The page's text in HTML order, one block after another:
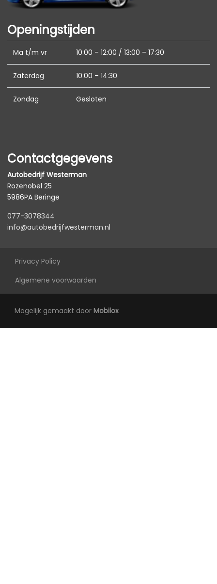
Bluetooth
Elektronisch stabiliteits programma
Elektronische remkrachtverdeling
Hoofd airbag(s) achter
Hoofd airbag(s) voor
Passagiersairbag
Zij airbag(s) voor
Openingstijden
Ma t/m vr 10:00 – 12:00 / 13:00 – 17:30
Zaterdag 10:00 – 14:30
Zondag Gesloten
Contactgegevens
Autobedrijf Westerman
Rozenobel 25
5986PA Beringe
077-3078344
info@autobedrijfwesterman.nl
Privacy Policy
Algemene voorwaarden
Mogelijk gemaakt door Mobilox